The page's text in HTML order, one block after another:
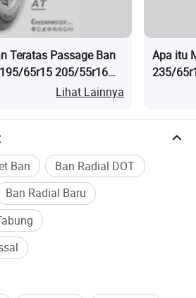
Teratas Passage Ban
65r15 205/55r16
Lihat Lainnya
Apa itu
235/
Ban
Ban Radial DOT
Ban Radial Baru